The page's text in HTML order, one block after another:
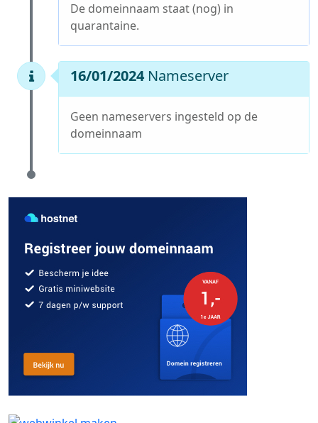
De domeinnaam staat (nog) in
quarantaine.
16/01/2024 Nameserver
Geen nameservers ingesteld op de
domeinnaam